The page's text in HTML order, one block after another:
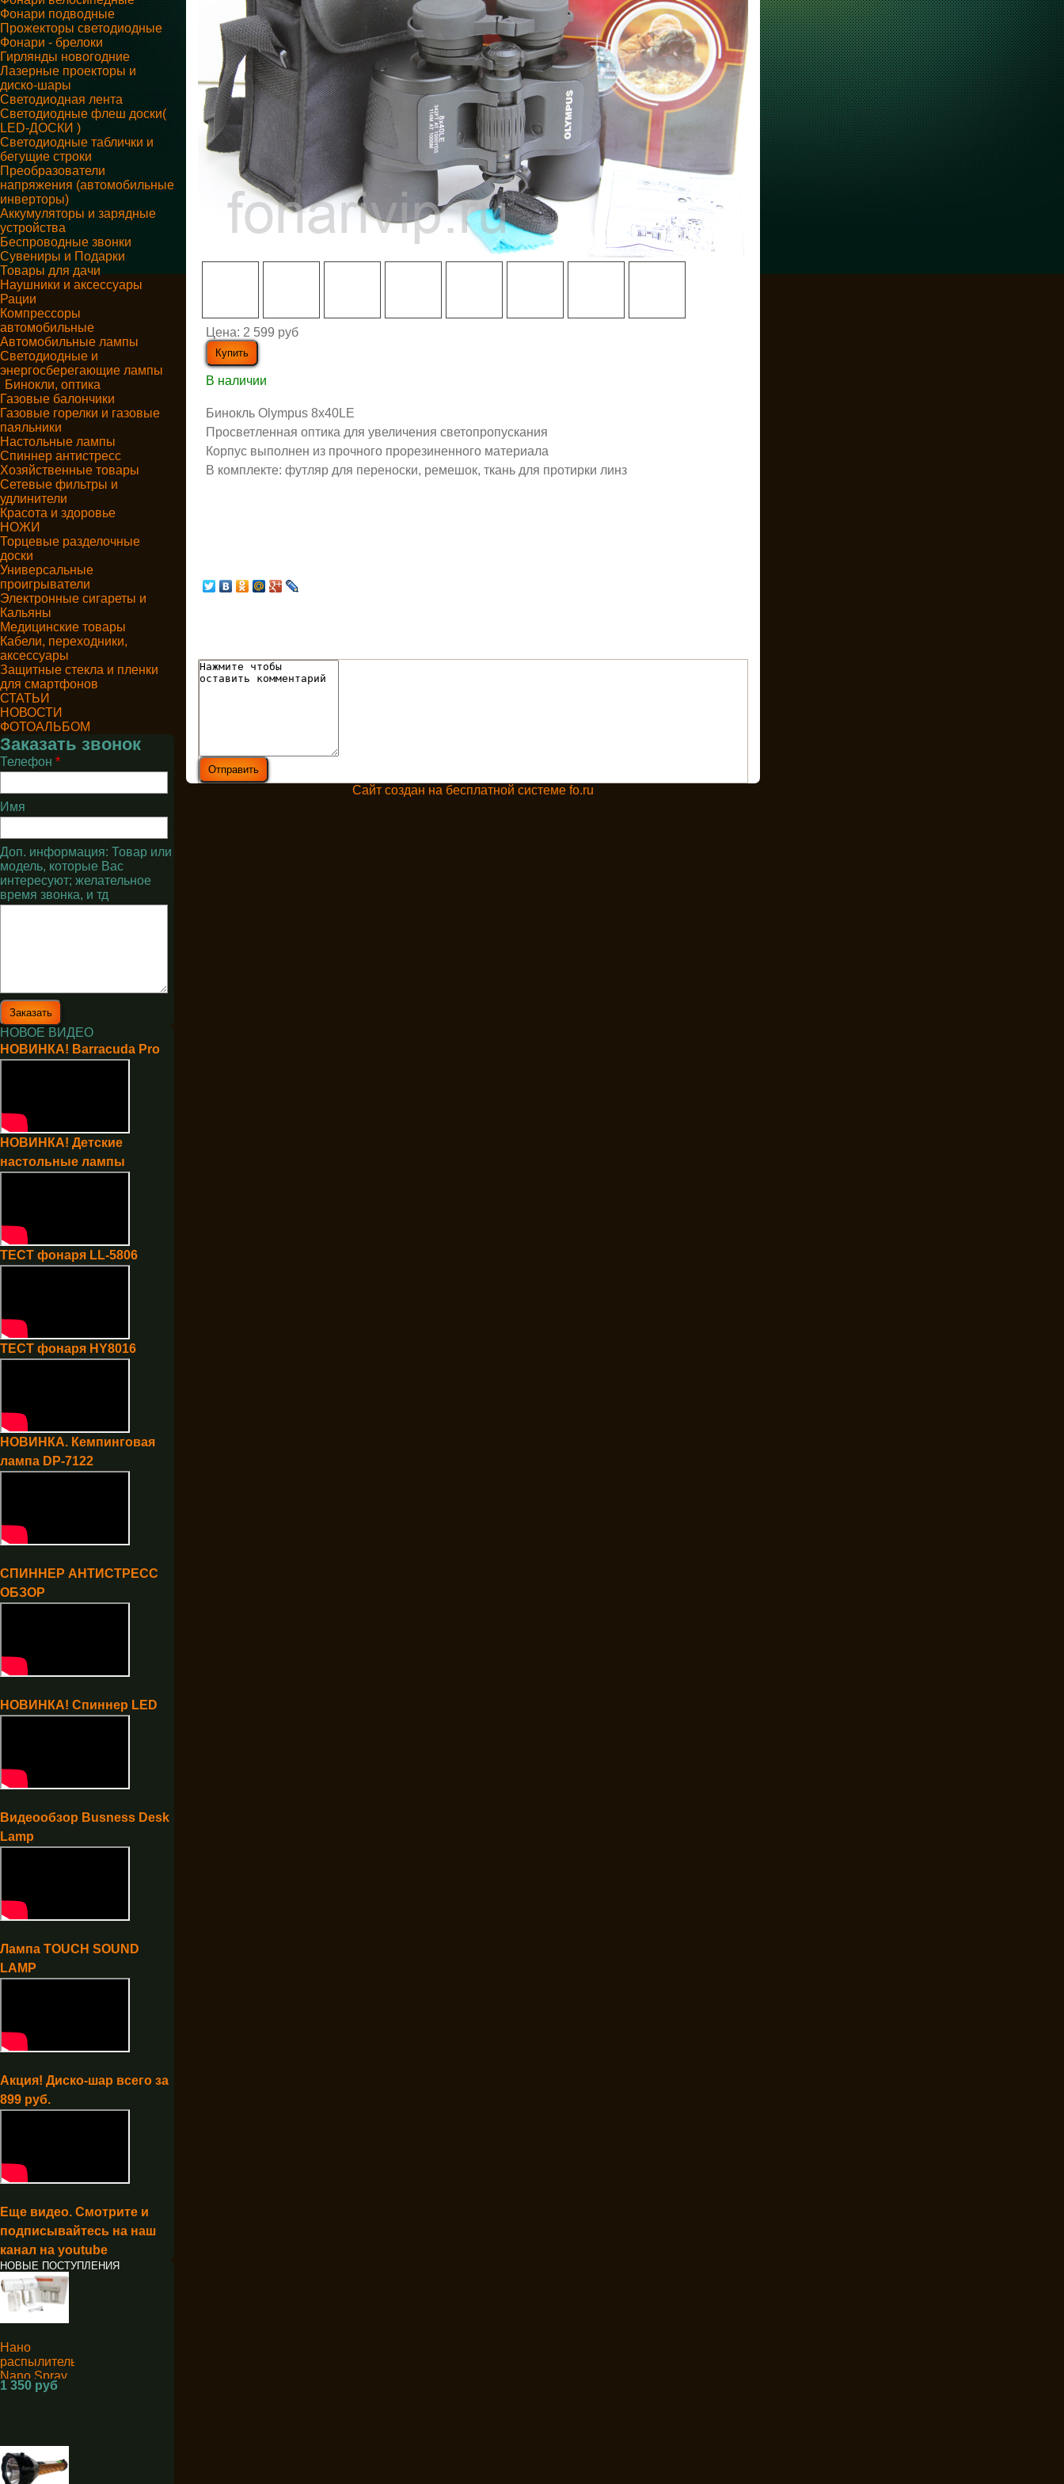
Фонари подводные
Прожекторы светодиодные
Фонари - брелоки
Гирлянды новогодние
Лазерные проекторы и
диско-шары
Светодиодная лента
Светодиодные флеш доски(
LED-ДОСКИ )
Светодиодные таблички и
бегущие строки
Преобразователи
напряжения (автомобильные
инверторы)
Аккумуляторы и зарядные
устройства
Беспроводные звонки
Сувениры и Подарки
Товары для дачи
Наушники и аксессуары
Рации
Компрессоры
автомобильные
Автомобильные лампы
Светодиодные и
энергосберегающие лампы
Бинокли, оптика
Газовые балончики
Газовые горелки и газовые
паяльники
Настольные лампы
Спиннер антистресс
Хозяйственные товары
Сетевые фильтры и
удлинители
Красота и здоровье
НОЖИ
Торцевые разделочные
доски
Универсальные
проигрыватели
Электронные сигареты и
Кальяны
Медицинские товары
Кабели, переходники,
аксессуары
Защитные стекла и пленки
для смартфонов
СТАТЬИ
НОВОСТИ
ФОТОАЛЬБОМ
Заказать звонок
Телефон *
Имя
Доп. информация: Товар или
модель, которые Вас
интересуют; желательное
время звонка, и тд
НОВОЕ ВИДЕО
НОВИНКА! Barracuda Pro
НОВИНКА! Детские
настольные лампы
ТЕСТ фонаря LL-5806
ТЕСТ фонаря HY8016
НОВИНКА. Кемпинговая
лампа DP-7122
СПИННЕР АНТИСТРЕСС
ОБЗОР
НОВИНКА! Спиннер LED
Видеообзор Busness Desk
Lamp
Лампа TOUCH SOUND
LAMP
Акция! Диско-шар всего за
899 руб.
Еще видео. Смотрите и
подписывайтесь на наш
канал на youtube
НОВЫЕ ПОСТУПЛЕНИЯ
Нано
распылитель
Nano Spray
Machine K5
1 350 руб
Цена: 2 599 руб
В наличии
Бинокль Olympus 8x40LE
Просветленная оптика для увеличения светопропускания
Корпус выполнен из прочного прорезиненного материала
В комплекте: футляр для переноски, ремешок, ткань для протирки линз
Сайт создан на бесплатной системе fo.ru